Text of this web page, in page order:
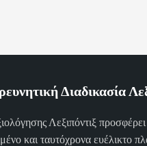
Διαδικασία
Λεξιπόντιξ
και ταυτόχρονα ευέλικτο